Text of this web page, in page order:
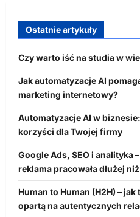
Ostatnie artykuły
Czy warto iść na studia w
Jak automatyzacje AI
marketing internetowy?
Automatyzacje AI w
korzyści dla Twojej firmy
Google Ads, SEO i analityka
reklama pracowała dłużej
Human to Human (H2H) –
opartą na autentycznych